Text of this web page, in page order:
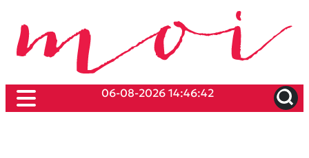
06-08-2026 14:46:42